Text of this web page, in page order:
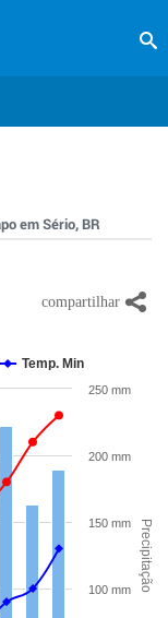
em Sério, BR
Precipitação
Temp. Min
100 mm
150 mm
200 mm
250 mm